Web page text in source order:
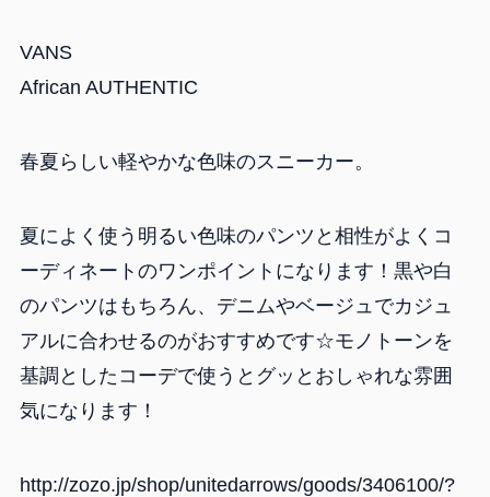
VANS
African AUTHENTIC
春夏らしい軽やかな色味のスニーカー。
夏によく使う明るい色味のパンツと相性がよくコ
ーディネートのワンポイントになります！黒や白
のパンツはもちろん、デニムやベージュでカジュ
アルに合わせるのがおすすめです☆モノトーンを
基調としたコーデで使うとグッとおしゃれな雰囲
気になります！
http://zozo.jp/shop/unitedarrows/goods/3406100/?